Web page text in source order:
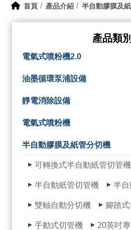
首頁 產品介紹 半自動膠膜及
產品類別
電氣式噴粉機2.0
油墨循環泵浦設備
靜電消除設備
電氣式噴粉機
半自動膠膜及紙管分切機
可轉換式半自動紙管切管機
半自動紙管切管機 半自
雙軸自動分切機 腳踏
手動式切管機 20英吋